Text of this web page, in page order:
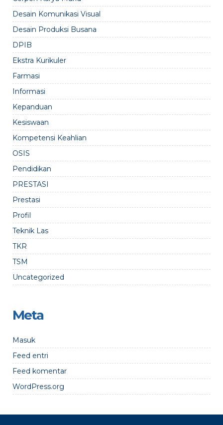
Desain Komunikasi Visual
Desain Produksi Busana
DPIB
Ekstra Kurikuler
Farmasi
Informasi
Kepanduan
Kesiswaan
Kompetensi Keahlian
OSIS
Pendidikan
PRESTASI
Prestasi
Profil
Teknik Las
TKR
TSM
Uncategorized
Meta
Masuk
Feed entri
Feed komentar
WordPress.org